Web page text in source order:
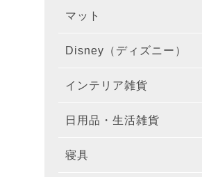
マット
Disney（ディズニー）
インテリア雑貨
日用品・生活雑貨
寝具